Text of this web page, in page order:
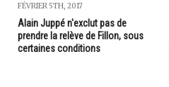
FÉVRIER 5TH, 2017
Alain Juppé n'exclut pas de
prendre la relève de Fillon, sous
certaines conditions